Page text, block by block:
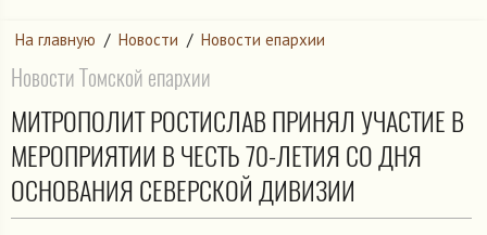
На главную / Новости / Новости епархии
Новости Томской епархии
МИТРОПОЛИТ РОСТИСЛАВ ПРИНЯЛ УЧАСТИЕ В
МЕРОПРИЯТИИ В ЧЕСТЬ 70-ЛЕТИЯ СО ДНЯ
ОСНОВАНИЯ СЕВЕРСКОЙ ДИВИЗИИ